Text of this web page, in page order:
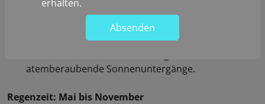
Ideal für Aktivitäten:Dies ist die perfekte Zeit zum
Segeln, Schnorcheln und Erkunden der natürlichen
Schönheit der Inseln. Die klaren Himmel verbessern
atemberaubende Sonnenuntergänge.
Regenzeit: Mai bis November
erhalten.
Absenden